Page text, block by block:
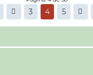
3 4 5